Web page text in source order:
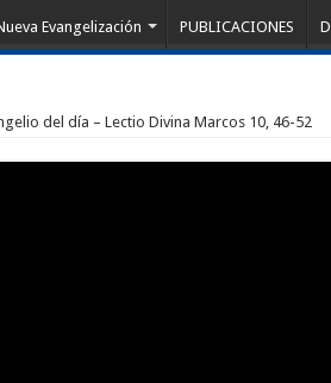
Evangelización PUBLICACIONES
del día – Lectio Divina Marcos 10, 46-52